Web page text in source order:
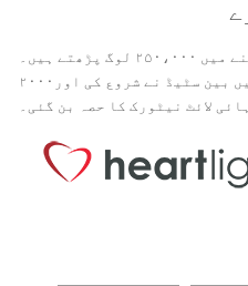
آج کی آیت موجودہ دور میں ہر مہنے میں ۲۵۰،۰۰۰ لوگ پڑھتے ہیں۔
ورس آف دا ڈے ڈاٹ کام ۱۹۹۸ میں بین سٹیڈ نے شروع کی اور۲۰۰۰
ہائی لائٹ نیٹورک کا حصہ بن گئی۔